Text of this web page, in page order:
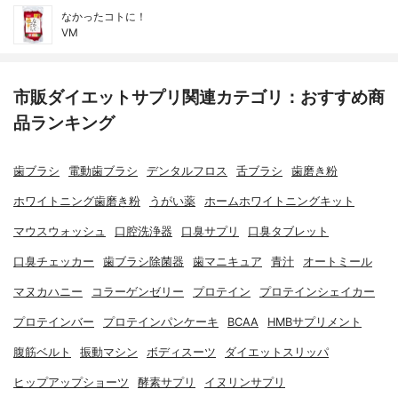
なかったコトに！
VM
市販ダイエットサプリ関連カテゴリ：おすすめ商
品ランキング
歯ブラシ 電動歯ブラシ デンタルフロス 舌ブラシ 歯磨き粉
ホワイトニング歯磨き粉 うがい薬 ホームホワイトニングキット
マウスウォッシュ 口腔洗浄器 口臭サプリ 口臭タブレット
口臭チェッカー 歯ブラシ除菌器 歯マニキュア 青汁 オートミール
マヌカハニー コラーゲンゼリー プロテイン プロテインシェイカー
プロテインバー プロテインパンケーキ BCAA HMBサプリメント
腹筋ベルト 振動マシン ボディスーツ ダイエットスリッパ
ヒップアップショーツ 酵素サプリ イヌリンサプリ